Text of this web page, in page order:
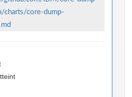
charts/core-dump-